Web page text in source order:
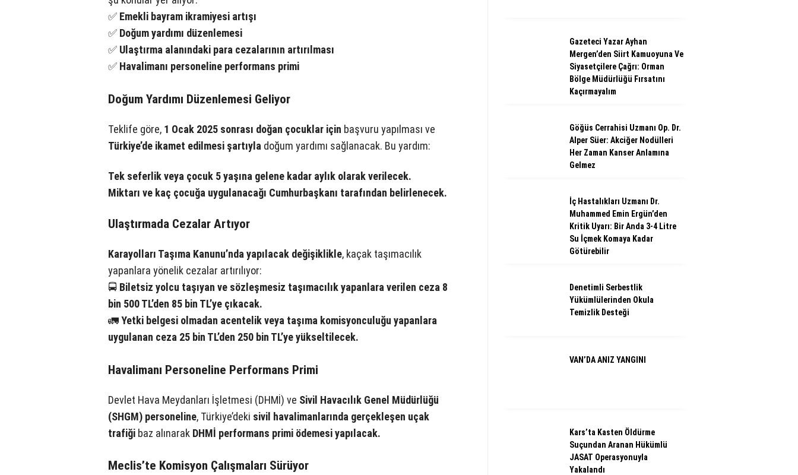
✅ Emekli bayram ikramiyesi artışı
✅ Doğum yardımı düzenlemesi
✅ Ulaştırma alanındaki para cezalarının artırılması
✅ Havalimanı personeline performans primi
Doğum Yardımı Düzenlemesi Geliyor
Teklife göre, 1 Ocak 2025 sonrası doğan çocuklar için başvuru yapılması ve
Türkiye’de ikamet edilmesi şartıyla doğum yardımı sağlanacak. Bu yardım:
Tek seferlik veya çocuk 5 yaşına gelene kadar aylık olarak verilecek.
Miktarı ve kaç çocuğa uygulanacağı Cumhurbaşkanı tarafından belirlenecek.
Ulaştırmada Cezalar Artıyor
Karayolları Taşıma Kanunu’nda yapılacak değişiklikle, kaçak taşımacılık
yapanlara yönelik cezalar artırılıyor:
🚍 Biletsiz yolcu taşıyan ve sözleşmesiz taşımacılık yapanlara verilen ceza 8
bin 500 TL’den 85 bin TL’ye çıkacak.
🚛Yetki belgesi olmadan acentelik veya taşıma komisyonculuğu yapanlara
uygulanan ceza 25 bin TL’den 250 bin TL’ye yükseltilecek.
Havalimanı Personeline Performans Primi
Devlet Hava Meydanları İşletmesi (DHMİ) ve Sivil Havacılık Genel Müdürlüğü
(SHGM) personeline, Türkiye’deki sivil havalimanlarında gerçekleşen uçak
trafiği baz alınarak DHMİ performans primi ödemesi yapılacak.
Meclis’te Komisyon Çalışmaları Sürüyor
Gazeteci Yazar Ayhan
Mergen’den Siirt Kamuoyuna Ve
Siyasetçilere Çağrı: Orman
Bölge Müdürlüğü Fırsatını
Kaçırmayalım
Göğüs Cerrahisi Uzmanı Op. Dr.
Alper Süer: Akciğer Nodülleri
Her Zaman Kanser Anlamına
Gelmez
İç Hastalıkları Uzmanı Dr.
Muhammed Emin Ergün’den
Kritik Uyarı: Bir Anda 3-4 Litre
Su İçmek Komaya Kadar
Götürebilir
Denetimli Serbestlik
Yükümlülerinden Okula
Temizlik Desteği
VAN’DA ANIZ YANGINI
Kars’ta Kasten Öldürme
Suçundan Aranan Hükümlü
JASAT Operasyonuyla
Yakalandı